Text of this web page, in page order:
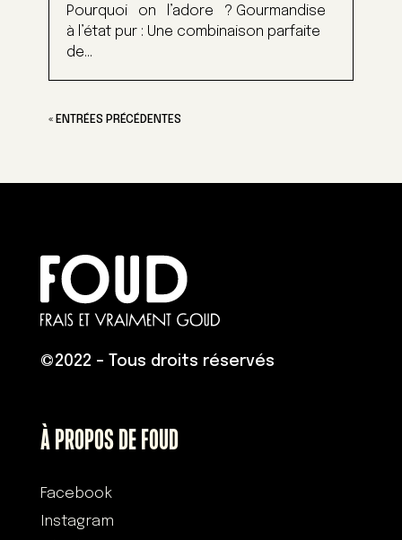
Pourquoi on l’adore ? Gourmandise
à l’état pur : Une combinaison parfaite
de...
« ENTRÉES PRÉCÉDENTES
©2022 – Tous droits réservés
À PROPOS DE FOUD
Facebook
Instagram